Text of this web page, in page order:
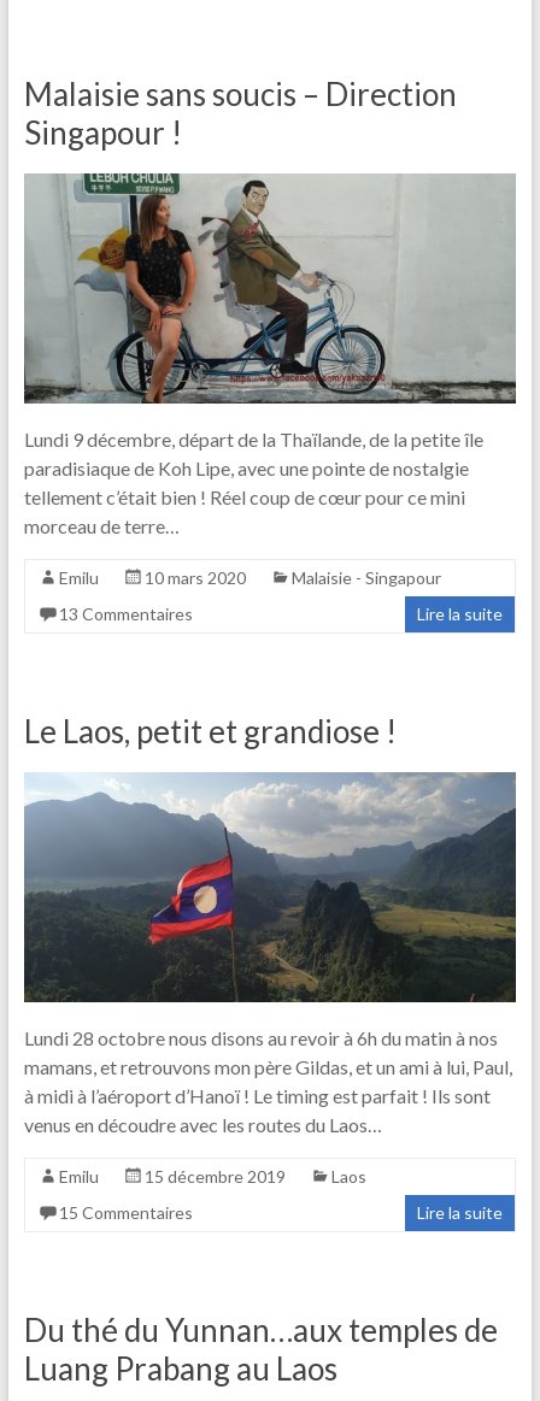
Malaisie sans soucis – Direction
Singapour !
Lundi 9 décembre, départ de la Thaïlande, de la petite île
paradisiaque de Koh Lipe, avec une pointe de nostalgie
tellement c’était bien ! Réel coup de cœur pour ce mini
morceau de terre…
Emilu 10 mars 2020
Malaisie - Singapour
13 Commentaires
Lire la suite
Le Laos, petit et grandiose !
Lundi 28 octobre nous disons au revoir à 6h du matin à nos
mamans, et retrouvons mon père Gildas, et un ami à lui, Paul,
à midi à l’aéroport d’Hanoï ! Le timing est parfait ! Ils sont
venus en découdre avec les routes du Laos…
Emilu 15 décembre 2019
Laos
15 Commentaires
Lire la suite
Du thé du Yunnan…aux temples de
Luang Prabang au Laos